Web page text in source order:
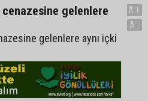
gelenlere
gelenlere aynı içki
A+
A-